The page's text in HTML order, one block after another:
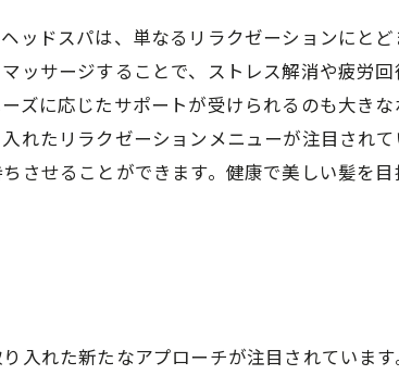
ッドスパは、単なるリラクゼーションにとど
ッサージすることで、ストレス解消や疲労回
ズに応じたサポートが受けられるのも大きな
れたリラクゼーションメニューが注目されて
させることができます。健康で美しい髪を目
入れた新たなアプローチが注目されています